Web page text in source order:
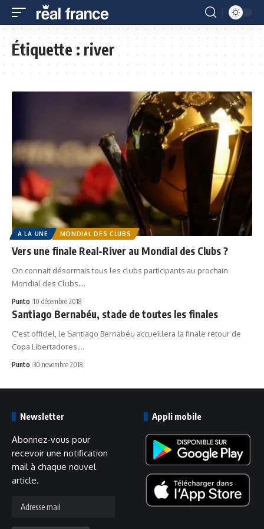
Étiquette :river
A LA UNE MONDIAL DES CLUBS
Vers une finale Real-River au Mondial des Clubs ?
On connait désormais tous les clubs participants au prochain
Mondial des Clubs.…
Punto 10 décembre 2018
Santiago Bernabéu, stade de toutes les finales
C'est officiel, le Santiago Bernabéu accueillera la finale retour de
Copa Libertadores,…
Punto 30 novembre 2018
Newsletter
Abonnez-vous pour
recevoir une notification
mail à chaque nouvel
article.
mail
Appli mobile